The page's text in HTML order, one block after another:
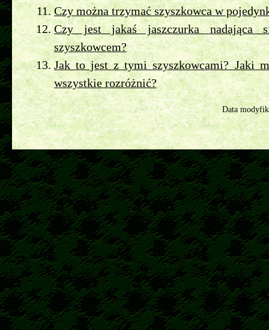
Czy można trzymać szyszkowca w
Czy jest jakaś jaszczurka nadająca
szyszkowcem?
Jak to jest z tymi szyszkowcami? Jaki
wszystkie rozróżnić?
Data